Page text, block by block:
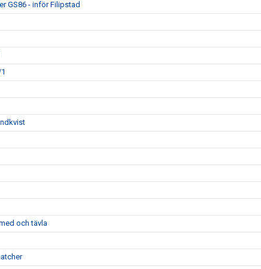
GS86 - inför Filipstad
och tävla